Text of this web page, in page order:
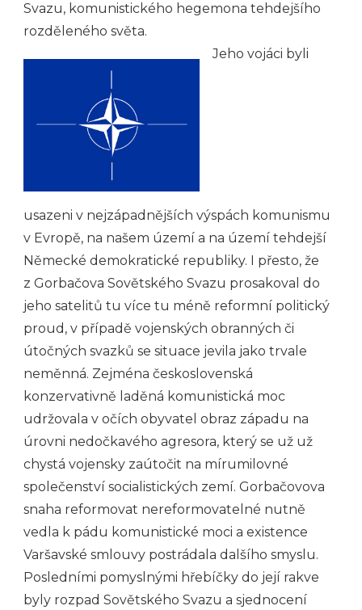
Svazu, komunistického hegemona tehdejšího
rozděleného světa.
Jeho vojáci byli
usazeni v nejzápadnějších výspách komunismu
v Evropě, na našem území a na území tehdejší
Německé demokratické republiky. I přesto, že
z Gorbačova Sovětského Svazu prosakoval do
jeho satelitů tu více tu méně reformní politický
proud, v případě vojenských obranných či
útočných svazků se situace jevila jako trvale
neměnná. Zejména československá
konzervativně laděná komunistická moc
udržovala v očích obyvatel obraz západu na
úrovni nedočkavého agresora, který se už už
chystá vojensky zaútočit na mírumilovné
společenství socialistických zemí. Gorbačovova
snaha reformovat nereformovatelné nutně
vedla k pádu komunistické moci a existence
Varšavské smlouvy postrádala dalšího smyslu.
Posledními pomyslnými hřebíčky do její rakve
byly rozpad Sovětského Svazu a sjednocení